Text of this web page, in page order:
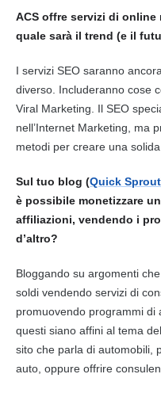
ACS offre servizi di online
quale sarà il trend (e il
I servizi SEO saranno
diverso. Includeranno cose
Viral Marketing . Il SEO
nell’Internet Marketing , ma
metodi per creare una
Sul tuo blog (Quick Sprout
è possibile monetizzare un
affiliazioni, vendendo i
d’altro?
Bloggando su argomenti
soldi vendendo servizi di
promuovendo programmi di
questi siano affini al tema
sito che parla di automobili,
auto, oppure offrire